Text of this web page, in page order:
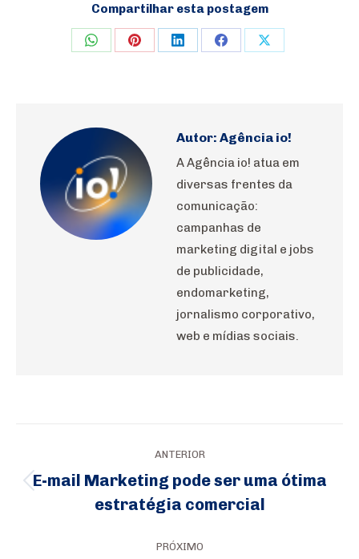
Compartilhar esta postagem
Share Share Share Share Share
Autor: Agência io!
A Agência io! atua em
diversas frentes da
comunicação:
campanhas de
marketing digital e jobs
de publicidade,
endomarketing,
jornalismo corporativo,
web e mídias sociais.
de
ANTERIOR
E-mail Marketing pode ser uma ótima
estratégia comercial
PRÓXIMO